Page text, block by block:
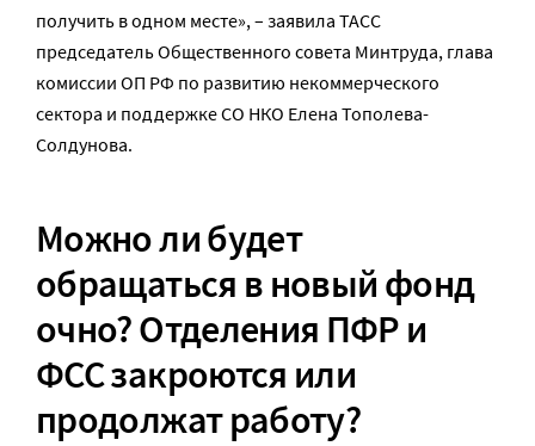
получить в одном месте», – заявила ТАСС
председатель Общественного совета Минтруда, глава
комиссии ОП РФ по развитию некоммерческого
сектора и поддержке СО НКО Елена Тополева-
Солдунова.
Можно ли будет
обращаться в новый фонд
очно? Отделения ПФР и
ФСС закроются или
продолжат работу?